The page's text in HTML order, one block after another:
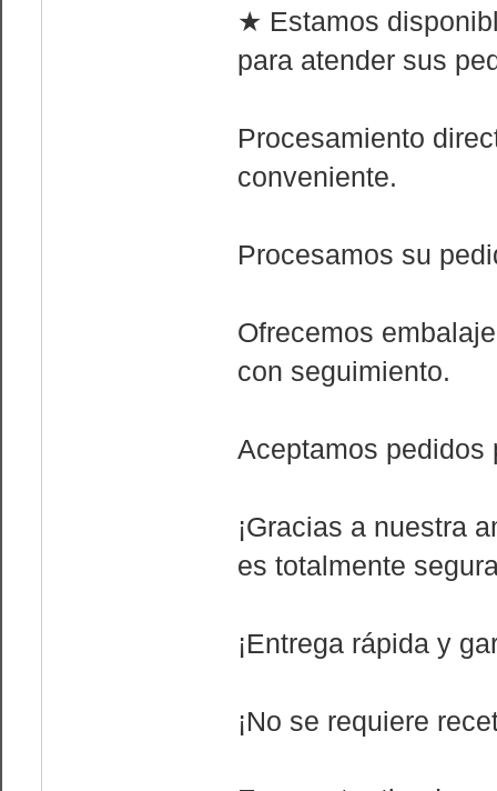
★ Estamos
para atender sus
Procesamiento
conveniente.
Procesamos su
Ofrecemos
con seguimiento.
Aceptamos pedidos
¡Gracias a nuestra
es totalmente
¡Entrega rápida y
¡No se requiere